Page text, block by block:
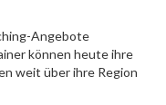
Angebote
können heute ihre
weit über ihre Region